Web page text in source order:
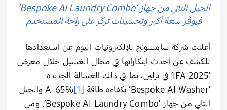
الجيل الثاني من جهاز ‘Bespoke AI Laundry Combo’
فيوفّر سعة أكبر وتحسينات تركّز على راحة المستخدم
أعلنت شركة سامسونج للإلكترونيات اليوم عن استعدادها
للكشف عن أحدث ابتكاراتها في مجال الغسيل خلال معرض
‘IFA 2025’ في برلين، بما في ذلك الغسالة الجديدة
‘Bespoke AI Washer’ بكفاءة طاقة
[1]
A-65% والجيل
الثاني من جهاز ‘Bespoke AI Laundry Combo’. ومن